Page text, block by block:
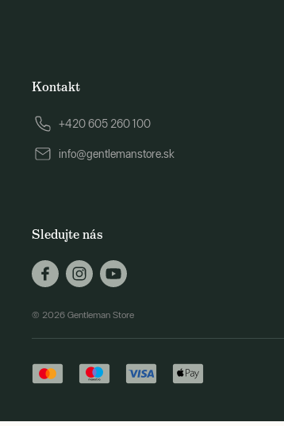
Kontakt
+420 605 260 100
info@gentlemanstore.sk
Sledujte nás
© 2026 Gentleman Store